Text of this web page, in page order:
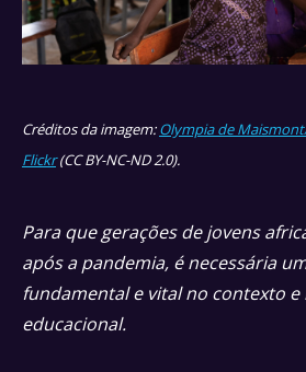
Créditos da imagem:Olympia de
Flickr(CC BY-NC-ND 2.0).
Para que gerações de jovens
após a pandemia, é necessária
fundamental e vital no contexto
educacional.